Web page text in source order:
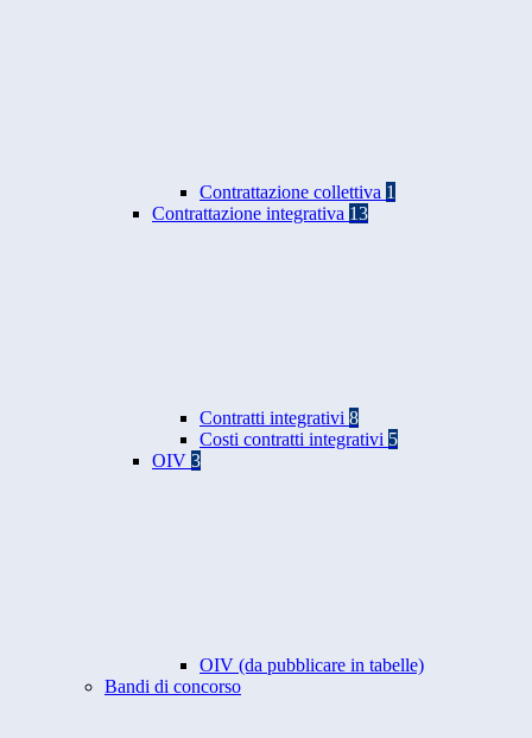
Contrattazione collettiva 1
Contrattazione integrativa 13
Contratti integrativi 8
Costi contratti integrativi 5
OIV 3
OIV (da pubblicare in tabelle)
Bandi di concorso